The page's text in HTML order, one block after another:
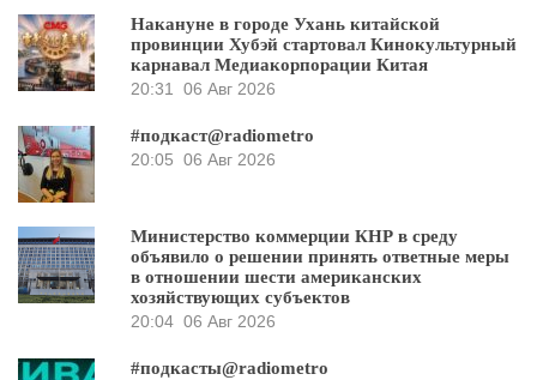
Накануне в городе Ухань китайской
провинции Хубэй стартовал Кинокультурный
карнавал Медиакорпорации Китая
20:31
06 Авг 2026
#подкаст@radiometro
20:05 06 Авг 2026
Министерство коммерции КНР в среду
объявило о решении принять ответные меры
в отношении шести американских
хозяйствующих субъектов
20:04 06 Авг 2026
#подкасты@radiometro